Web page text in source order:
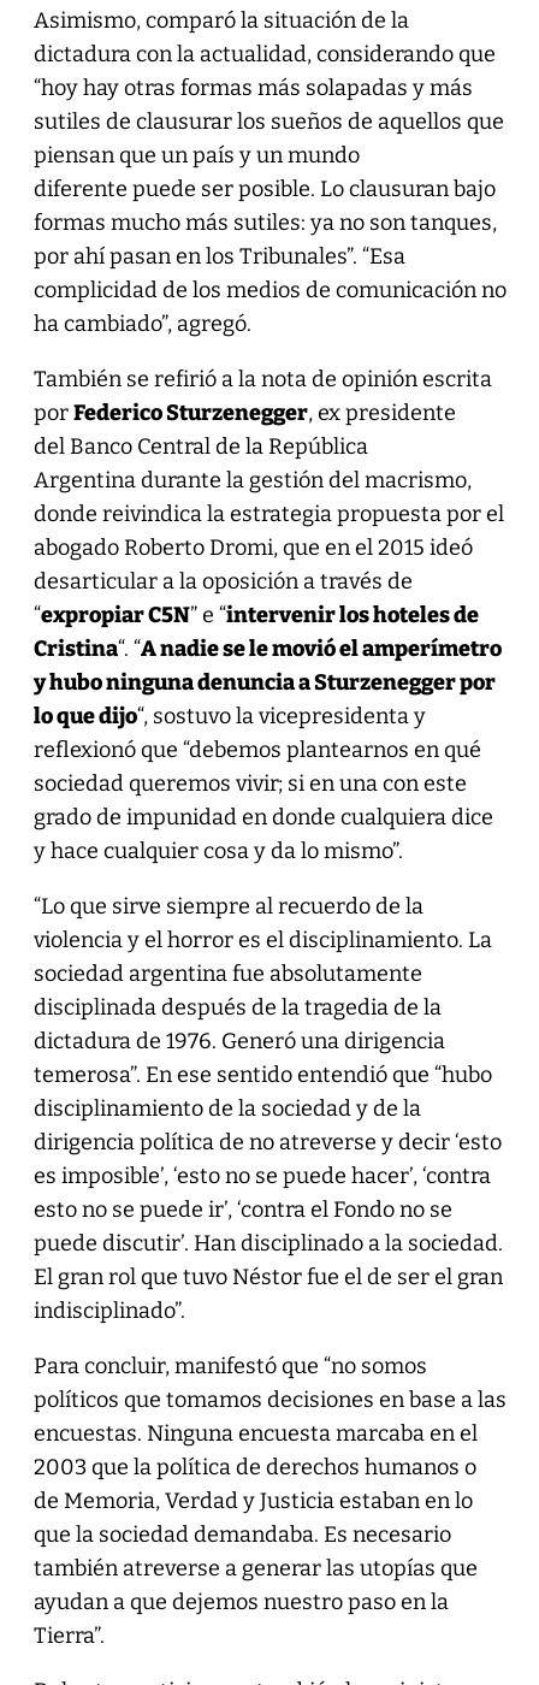
Asimismo, comparó la situación de la
dictadura con la actualidad, considerando que
“hoy hay otras formas más solapadas y más
sutiles de clausurar los sueños de aquellos que
piensan que un país y un mundo
diferente puede ser posible. Lo clausuran bajo
formas mucho más sutiles: ya no son tanques,
por ahí pasan en los Tribunales”. “Esa
complicidad de los medios de comunicación no
ha cambiado”, agregó.
También se refirió a la nota de opinión escrita
porFederico Sturzenegger, ex presidente
del Banco Central de la República
Argentina durante la gestión del macrismo,
donde reivindica la estrategia propuesta por el
abogado Roberto Dromi, que en el 2015 ideó
desarticular a la oposición a través de
“expropiar C5N” e “intervenir los hoteles de
Cristina“. “A nadie se le movió el amperímetro
y hubo ninguna denuncia a Sturzenegger por
lo que dijo“, sostuvo la vicepresidenta y
reflexionó que “debemos plantearnos en qué
sociedad queremos vivir; si en una con este
grado de impunidad en donde cualquiera dice
y hace cualquier cosa y da lo mismo”.
“Lo que sirve siempre al recuerdo de la
violencia y el horror es el disciplinamiento. La
sociedad argentina fue absolutamente
disciplinada después de la tragedia de la
dictadura de 1976. Generó una dirigencia
temerosa”. En ese sentido entendió que “hubo
disciplinamiento de la sociedad y de la
dirigencia política de no atreverse y decir ‘esto
es imposible’, ‘esto no se puede hacer’, ‘contra
esto no se puede ir’, ‘contra el Fondo no se
puede discutir’. Han disciplinado a la sociedad.
El gran rol que tuvo Néstor fue el de ser el gran
indisciplinado”.
Para concluir, manifestó que “no somos
políticos que tomamos decisiones en base a las
encuestas. Ninguna encuesta marcaba en el
2003 que la política de derechos humanos o
de Memoria, Verdad y Justicia estaban en lo
que la sociedad demandaba. Es necesario
también atreverse a generar las utopías que
ayudan a que dejemos nuestro paso en la
Tierra”.